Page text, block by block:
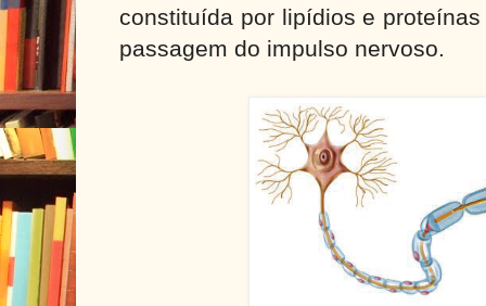
constituída por lipídios e
passagem do impulso nervoso.